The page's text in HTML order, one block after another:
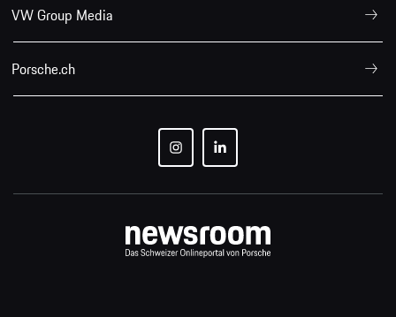
VW Group Media
Porsche.ch